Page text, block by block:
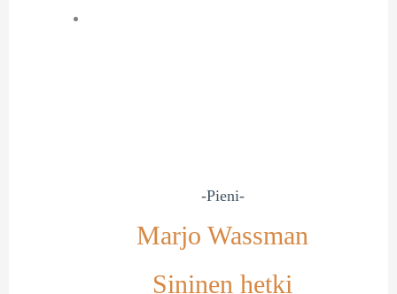
-Pieni-
Marjo Wassman
Sininen hetki